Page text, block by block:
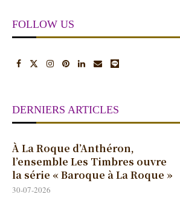
FOLLOW US
DERNIERS ARTICLES
À La Roque d’Anthéron,
l’ensemble Les Timbres ouvre
la série « Baroque à La Roque »
30-07-2026